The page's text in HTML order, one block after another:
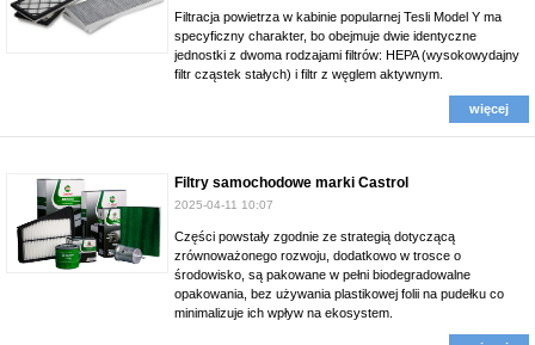
Filtracja powietrza w kabinie popularnej Tesli Model Y ma
specyficzny charakter, bo obejmuje dwie identyczne
jednostki z dwoma rodzajami filtrów: HEPA (wysokowydajny
filtr cząstek stałych) i filtr z węglem aktywnym.
więcej
Filtry samochodowe marki Castrol
2025-04-11 10:07
Części powstały zgodnie ze strategią dotyczącą
zrównoważonego rozwoju, dodatkowo w trosce o
środowisko, są pakowane w pełni biodegradowalne
opakowania, bez używania plastikowej folii na pudełku co
minimalizuje ich wpływ na ekosystem.